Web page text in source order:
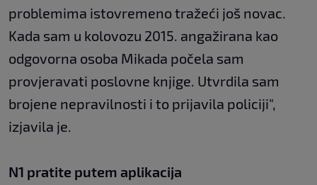
problemima istovremeno tražeći još novac.
Kada sam u kolovozu 2015. angažirana kao
odgovorna osoba Mikada počela sam
provjeravati poslovne knjige. Utvrdila sam
brojene nepravilnosti i to prijavila policiji",
izjavila je.
N1 pratite putem aplikacija